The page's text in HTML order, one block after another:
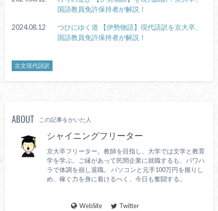
国語教員免許保持者が解説！
2024.08.12
つひにゆく道 【伊勢物語】現代語訳を京大卒、
国語教員免許保持者が解説！
古文現代語訳
ABOUT この記事をかいた人
シャイニングフリーター
京大卒フリーター。教師を目指し、大学では文学と教育
学を学ぶ。ご縁があって民間企業に就職するも、パワハ
ラで体調を崩し退職。 パソコンと元手100万円を握りし
め、稼ぐ力を身に着けるべく、今日も奮闘する。
WebSite Twitter